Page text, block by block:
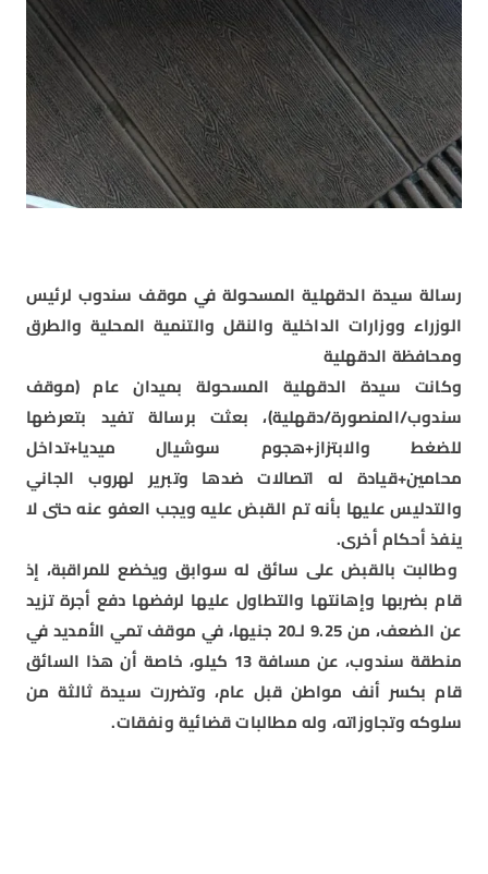
رسالة سيدة الدقهلية المسحولة في موقف سندوب لرئيس
الوزراء ووزارات الداخلية والنقل والتنمية المحلية والطرق
ومحافظة الدقهلية
وكانت سيدة الدقهلية المسحولة بميدان عام (موقف
سندوب/المنصورة/دقهلية)، بعثت برسالة تفيد بتعرضها
للضغط والابتزاز+هجوم سوشيال ميديا+تداخل
محامين+قيادة له اتصالات ضدها وتبرير لهروب الجاني
والتدليس عليها بأنه تم القبض عليه ويجب العفو عنه حتى لا
ينفذ أحكام أخرى.
وطالبت بالقبض على سائق له سوابق ويخضع للمراقبة، إذ
قام بضربها وإهانتها والتطاول عليها لرفضها دفع أجرة تزيد
عن الضعف، من 9.25 لـ20 جنيها، في موقف تمي الأمديد في
منطقة سندوب، عن مسافة 13 كيلو، خاصة أن هذا السائق
قام بكسر أنف مواطن قبل عام، وتضررت سيدة ثالثة من
سلوكه وتجاوزاته، وله مطالبات قضائية ونفقات.